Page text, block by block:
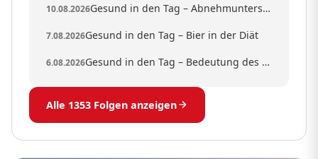
10.08.2026 Gesund in den Tag – Abnehmunterschied bei Mann und Frau
7.08.2026Gesund in den Tag – Bier in der Diät
6.08.2026 Gesund in den Tag – Bedeutung des BMI für Beamte
Alle 1353 Folgen anzeigen